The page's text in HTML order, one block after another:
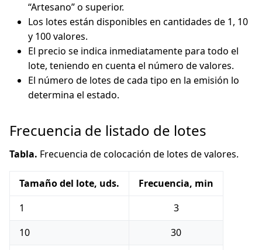
“Artesano” o superior.
Los lotes están disponibles en cantidades de 1, 10
y 100 valores.
El precio se indica inmediatamente para todo el
lote, teniendo en cuenta el número de valores.
El número de lotes de cada tipo en la emisión lo
determina el estado.
Frecuencia de listado de lotes
Tabla. Frecuencia de colocación de lotes de valores.
Tamaño del lote, uds.
Frecuencia, min
1
3
10
30